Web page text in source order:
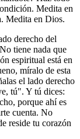
Medita en
Medita en Dios.
derecho del
tiene nada que
espiritual está en
míralo de esta
el lado derecho
tú". Y tú dices:
porque ahí es
cuenta. No
reside tu corazón